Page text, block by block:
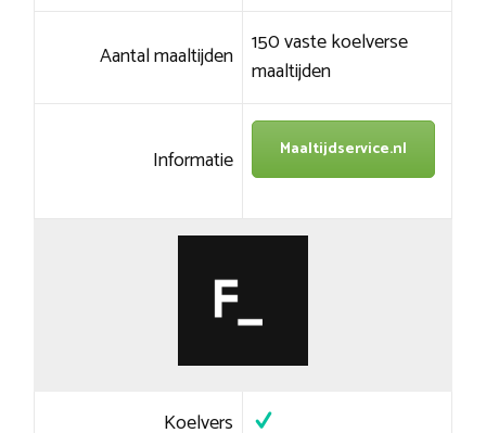
Aantal maaltijden 150 vaste koelverse
maaltijden
Informatie Maaltijdservice.nl
Koelvers